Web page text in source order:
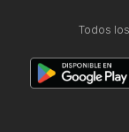
Todos